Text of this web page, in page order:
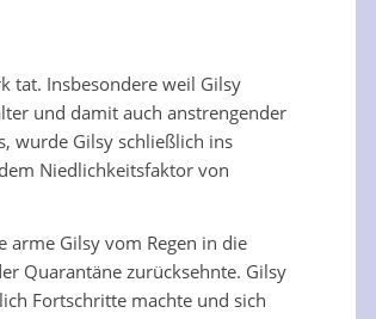
tat. Insbesondere weil Gilsy
und damit auch anstrengender
wurde Gilsy schließlich ins
Niedlichkeitsfaktor von
Gilsy vom Regen in die
Quarantäne zurücksehnte. Gilsy
Fortschritte machte und sich